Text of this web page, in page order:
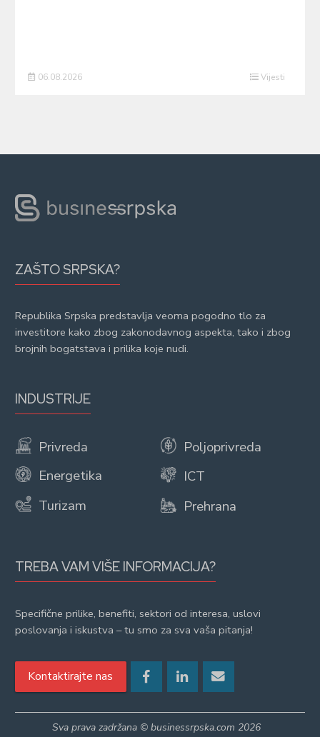
06.08.2026 Vijesti
ZAŠTO SRPSKA?
Republika Srpska predstavlja veoma pogodno tlo za
investitore kako zbog zakonodavnog aspekta, tako i zbog
brojnih bogatstava i prilika koje nudi.
INDUSTRIJE
Privreda
Energetika
Turizam
Poljoprivreda
ICT
Prehrana
TREBA VAM VIŠE INFORMACIJA?
Specifične prilike, benefiti, sektori od interesa, uslovi
poslovanja i iskustva – tu smo za sva vaša pitanja!
Kontaktirajte nas
Sva prava zadržana © businessrpska.com 2026